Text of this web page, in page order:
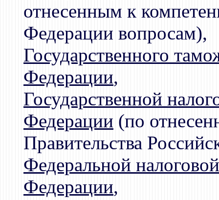
отнесенным к
Федерации вопросам),
Государственного
Федерации,
Государственной
Федерации (по
Правительства
Федеральной
Федерации,